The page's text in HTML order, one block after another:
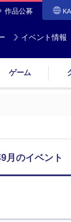
作品公募
イベント情報
ゲーム
月のイベント